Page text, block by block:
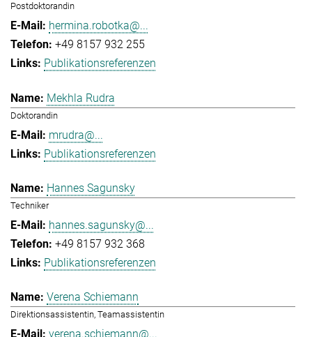
Postdoktorandin
hermina.robotka@...
+49 8157 932 255
Publikationsreferenzen
Mekhla Rudra
Doktorandin
mrudra@...
Publikationsreferenzen
Hannes Sagunsky
Techniker
hannes.sagunsky@...
+49 8157 932 368
Publikationsreferenzen
Verena Schiemann
Direktionsassistentin, Teamassistentin
verena.schiemann@...